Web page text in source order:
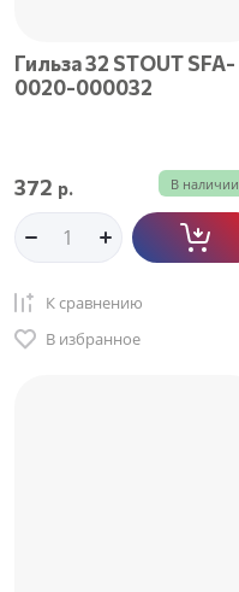
Гильза 32 STOUT SFA-
0020-000032
В наличии
372 р.
К сравнению
В избранное